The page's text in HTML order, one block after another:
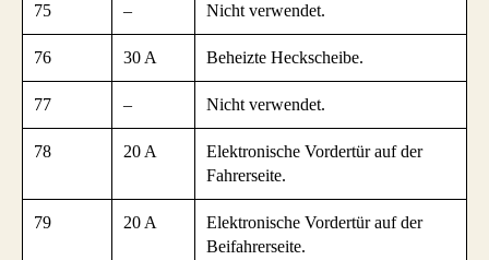
75 – Nicht verwendet.
76 30 A Beheizte Heckscheibe.
77 – Nicht verwendet.
78 20 A
Elektronische Vordertür auf der
Fahrerseite.
79 20 A
Elektronische Vordertür auf der
Beifahrerseite.